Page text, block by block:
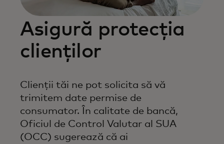
Asigură protecția
clienților
Clienții tăi ne pot solicita să vă
trimitem date permise de
consumator. În calitate de bancă,
Oficiul de Control Valutar al SUA
(OCC) sugerează că ai